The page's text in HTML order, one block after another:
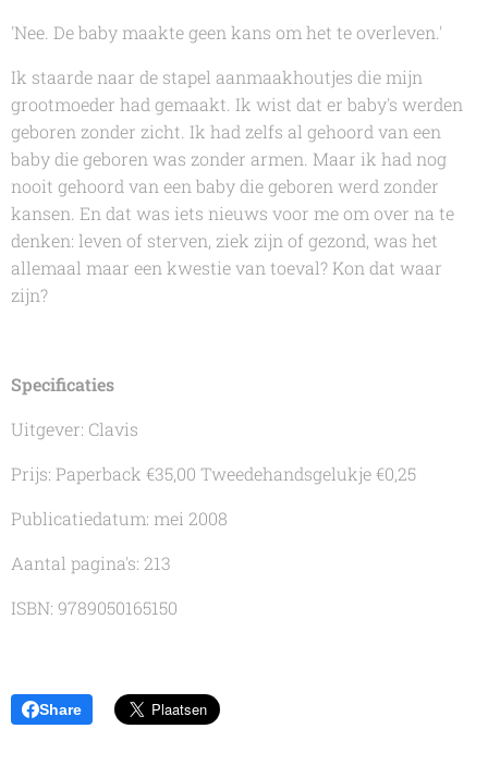
'Nee. De baby maakte geen kans om het te overleven.'
Ik staarde naar de stapel aanmaakhoutjes die mijn
grootmoeder had gemaakt. Ik wist dat er baby's werden
geboren zonder zicht. Ik had zelfs al gehoord van een
baby die geboren was zonder armen. Maar ik had nog
nooit gehoord van een baby die geboren werd zonder
kansen. En dat was iets nieuws voor me om over na te
denken: leven of sterven, ziek zijn of gezond, was het
allemaal maar een kwestie van toeval? Kon dat waar
zijn?
Specificaties
Uitgever: Clavis
Prijs: Paperback €35,00 Tweedehandsgelukje €0,25
Publicatiedatum: mei 2008
Aantal pagina's: 213
ISBN: 9789050165150
Share